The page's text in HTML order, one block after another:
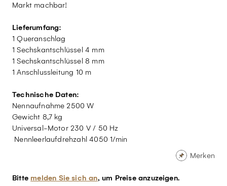
Markt machbar!
Lieferumfang:
1 Queranschlag
1 Sechskantschlüssel 4 mm
1 Sechskantschlüssel 8 mm
1 Anschlussleitung 10 m
Technische Daten:
Nennaufnahme 2500 W
Gewicht 8,7 kg
Universal-Motor 230 V / 50 Hz
Nennleerlaufdrehzahl 4050 1/min
Merken
Bitte melden Sie sich an, um Preise anzuzeigen.